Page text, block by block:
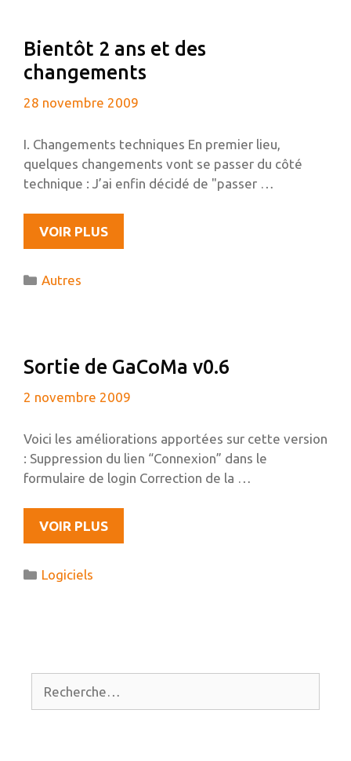
Bientôt 2 ans et des
changements
28 novembre 2009
I. Changements techniques En premier lieu,
quelques changements vont se passer du côté
technique : J’ai enfin décidé de "passer …
VOIR PLUSBIENTÔT
2
Catégories
Autres
Sortie de GaCoMa v0.6
2 novembre 2009
Voici les améliorations apportées sur cette version
: Suppression du lien “Connexion” dans le
formulaire de login Correction de la …
VOIR PLUSSORTIE
DE
Catégories
Logiciels